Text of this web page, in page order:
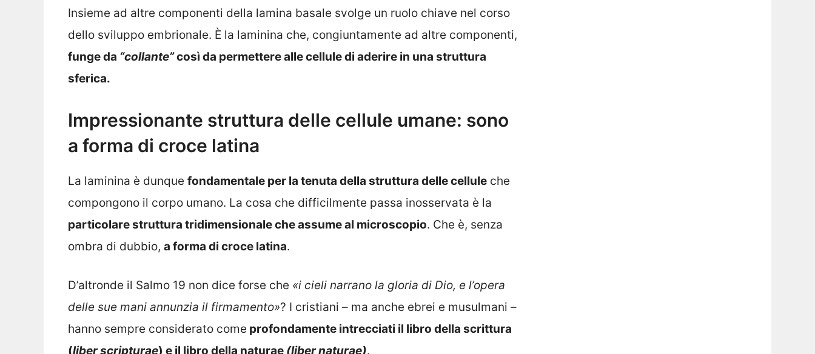
Insieme ad altre componenti della lamina basale svolge un ruolo chiave nel corso
dello sviluppo embrionale. È la laminina che, congiuntamente ad altre componenti,
funge da “collante”così da permettere alle cellule di aderire in una struttura
sferica.
Impressionante struttura delle cellule umane: sono
a forma di croce latina
La laminina è dunque fondamentale per la tenuta della struttura delle cellule che
compongono il corpo umano. La cosa che difficilmente passa inosservata è la
particolare struttura tridimensionale che assume al microscopio. Che è, senza
ombra di dubbio, a forma di croce latina.
D’altronde il Salmo 19 non dice forse che «i cieli narrano la gloria di Dio, e l’opera
delle sue mani annunzia il firmamento»? I cristiani – ma anche ebrei e musulmani –
hanno sempre considerato come profondamente intrecciati il libro della scrittura
(liber scripturae) e il libro della naturae (liber naturae).